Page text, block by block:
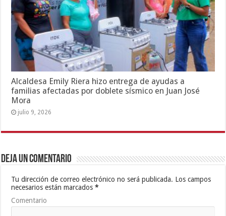
Alcaldesa Emily Riera hizo entrega de ayudas a
familias afectadas por doblete sísmico en Juan José
Mora
julio 9, 2026
Deja un comentario
Tu dirección de correo electrónico no será publicada. Los campos
necesarios están marcados*
Comentario